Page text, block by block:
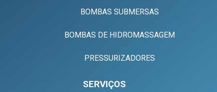
BOMBAS SUBMERSAS
BOMBAS DE HIDROMASSAGEM
PRESSURIZADORES
SERVIÇOS